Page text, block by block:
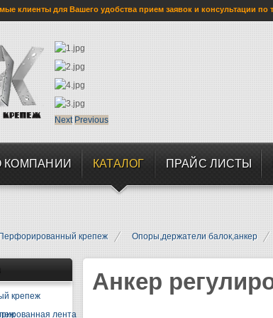
клиенты для Вашего удобства прием заявок и консультации
Next Previous
КОМПАНИИ КАТАЛОГ ПРАЙС ЛИСТЫ
Перфорированный крепеж Опоры,держатели балок,анкер
крепеж
лента
Анкер